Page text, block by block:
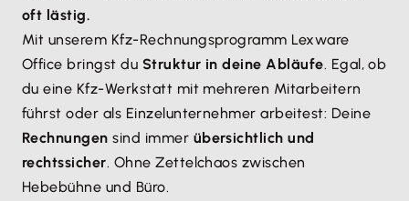
oft lästig.
Mit unserem Kfz-Rechnungsprogramm Lexware
Office bringst du Struktur in deine Abläufe. Egal, ob
du eine Kfz-Werkstatt mit mehreren Mitarbeitern
führst oder als Einzelunternehmer arbeitest: Deine
Rechnungen sind immer übersichtlich und
rechtssicher. Ohne Zettelchaos zwischen
Hebebühne und Büro.